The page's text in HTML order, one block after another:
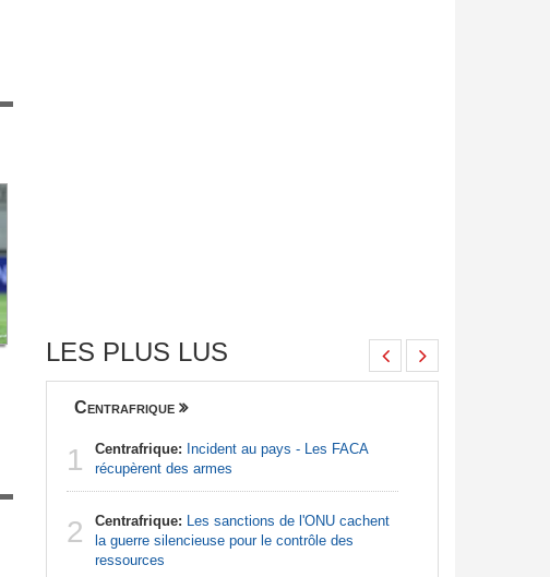
LES PLUS LUS
Centrafrique
1 Centrafrique: Incident au pays - Les FACA
récupèrent des armes
2 Centrafrique: Les sanctions de l'ONU cachent
la guerre silencieuse pour le contrôle des
ressources